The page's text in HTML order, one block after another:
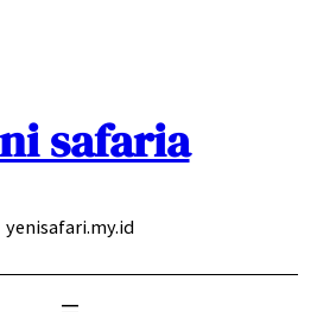
safaria
yenisafari.my.id